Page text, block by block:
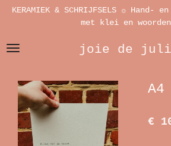
Ga
de
joie de
KERAMIEK & SCHRIJFSELS ☼ Hand-
met klei en
€